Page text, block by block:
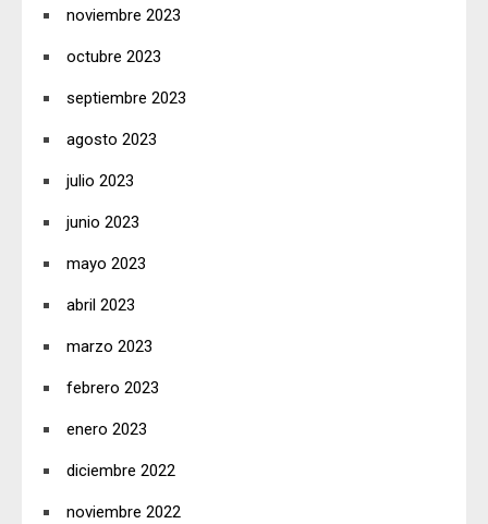
noviembre 2023
octubre 2023
septiembre 2023
agosto 2023
julio 2023
junio 2023
mayo 2023
abril 2023
marzo 2023
febrero 2023
enero 2023
diciembre 2022
noviembre 2022